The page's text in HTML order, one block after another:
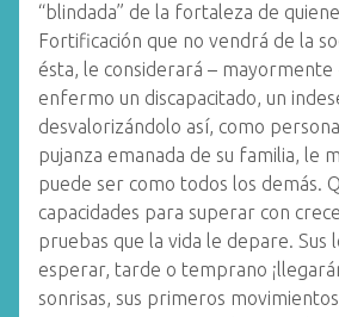
“blindada” de la fortaleza de
Fortificación que no vendrá de la
ésta, le considerará – mayormente
enfermo un discapacitado, un
desvalorizándolo así, como
pujanza emanada de su familia, le
puede ser como todos los demás.
capacidades para superar con
pruebas que la vida le depare. Sus
esperar, tarde o temprano
sonrisas, sus primeros